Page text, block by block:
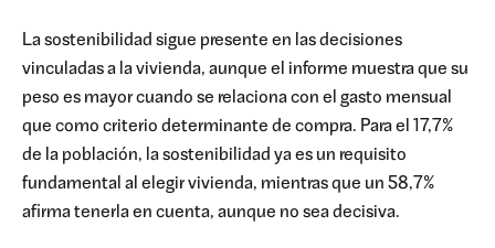
La sostenibilidad sigue presente en las decisiones
vinculadas a la vivienda, aunque el informe muestra que su
peso es mayor cuando se relaciona con el gasto mensual
que como criterio determinante de compra. Para el 17,7%
de la población, la sostenibilidad ya es un requisito
fundamental al elegir vivienda, mientras que un 58,7%
afirma tenerla en cuenta, aunque no sea decisiva.